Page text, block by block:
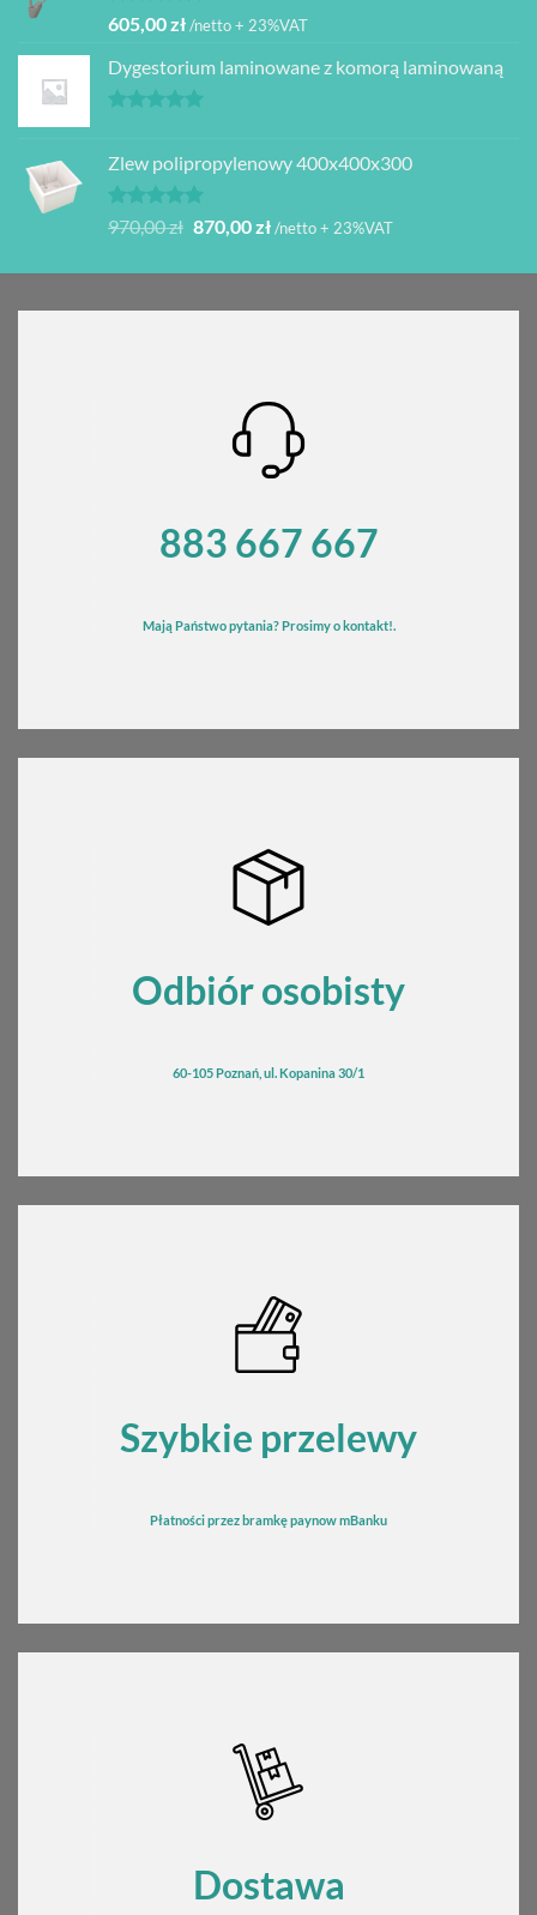
Oceniono
na 5
605,00zł/netto + 23%VAT
Dygestorium laminowane z komorą laminowaną
Zlew polipropylenowy 400x400x300
Oceniono
na 5
970,00zł Pierwotna
wynosiła:
870,00złAktualna
wynosi:
/netto + 23%VAT
883 667 667
Mają Państwo pytania? Prosimy o kontakt!.
Odbiór osobisty
60-105 Poznań, ul. Kopanina 30/1
Szybkie przelewy
Płatności przez bramkępaynow mBanku
Dostawa